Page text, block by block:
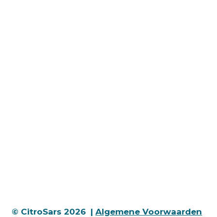
© CitroSars 2026 | Algemene Voorwaarden